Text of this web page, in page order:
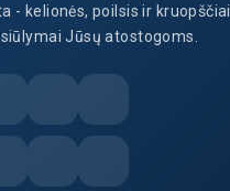
- kelionės, poilsis ir kruopščiai
Jūsų atostogoms.